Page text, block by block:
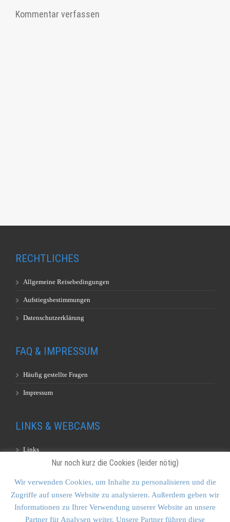
Kommentar verfassen
RECHTLICHES
Allgemeine Reisebedingungen
Aufstiegsbestimmungen
Datenschutzerklärung
FAQ & IMPRESSUM
Häufig gestellte Fragen
Impressum
LINKS & WEBCAMS
Links
KONTAKT & SITEMAP
Nur noch kurz die Cookies (leider nötig)
Wir verwenden Cookies, um Inhalte zu personalisieren und die
Zugriffe auf unsere Website zu analysieren. Außerdem geben wir
Informationen zu Ihrer Verwendung unserer Website an unsere
Partner für Analysen weiter. Unsere Partner führen diese